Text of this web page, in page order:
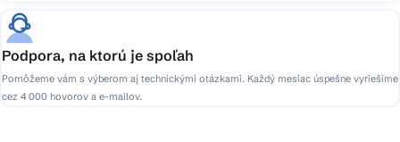
Podpora, na ktorú je spoľah
Pomôžeme vám s výberom aj technickými otázkami. Každý mesiac úspešne vyriešime
cez 4 000 hovorov a e-mailov.